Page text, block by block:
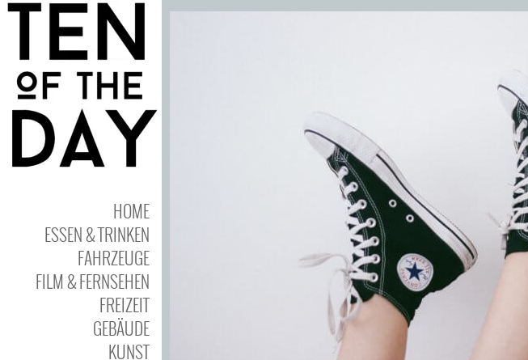
HOME
ESSEN & TRINKEN
FAHRZEUGE
FILM & FERNSEHEN
FREIZEIT
GEBÄUDE
KUNST